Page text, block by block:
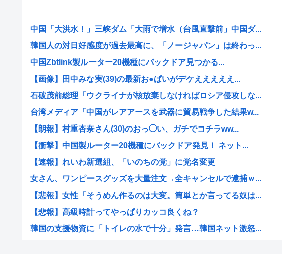
中国「大洪水！」三峡ダム「大雨で増水（台風直撃前」中国ダ...
韓国人の対日好感度が過去最高に、「ノージャパン」は終わっ...
中国Zbtlink製ルーター20機種にバックドア見つかる...
【画像】田中みな実(39)の最新お●ぱいがデケえええええ...
石破茂前総理「ウクライナが核放棄しなければロシア侵攻しな...
台湾メディア「中国がレアアースを武器に貿易戦争した結果w...
【朗報】村重杏奈さん(30)のおっ◯い、ガチでコチラww...
【衝撃】中国製ルーター20機種にバックドア発見！ ネット...
【速報】れいわ新選組、「いのちの党」に党名変更
女さん、ワンピースグッズを大量注文→全キャンセルで逮捕ｗ...
【悲報】女性「そうめん作るのは大変。簡単とか言ってる奴は...
【悲報】高級時計ってやっぱりカッコ良くね？
韓国の支援物資に「トイレの水で十分」発言…韓国ネット激怒...